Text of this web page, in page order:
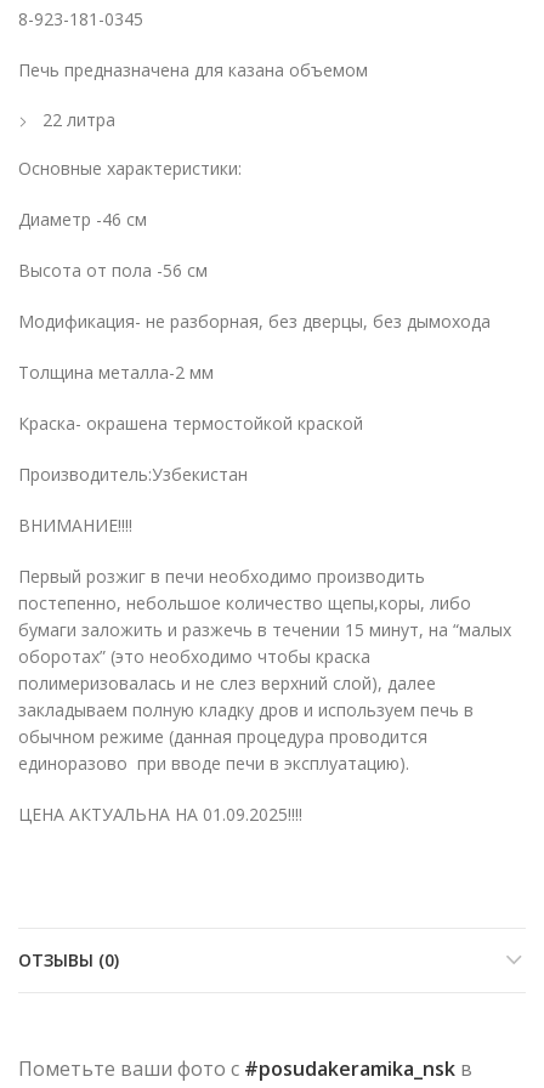
8-923-181-0345
Печь предназначена для казана объемом
22 литра
Основные характеристики:
Диаметр -46 см
Высота от пола -56 см
Модификация- не разборная, без дверцы, без дымохода
Толщина металла-2 мм
Краска- окрашена термостойкой краской
Производитель:Узбекистан
ВНИМАНИЕ!!!!
Первый розжиг в печи необходимо производить
постепенно, небольшое количество щепы,коры, либо
бумаги заложить и разжечь в течении 15 минут, на “малых
оборотах” (это необходимо чтобы краска
полимеризовалась и не слез верхний слой), далее
закладываем полную кладку дров и используем печь в
обычном режиме (данная процедура проводится
единоразово при вводе печи в эксплуатацию).
ЦЕНА АКТУАЛЬНА НА 01.09.2025!!!!
ОТЗЫВЫ (0)
Пометьте ваши фото с #posudakeramika_nsk в